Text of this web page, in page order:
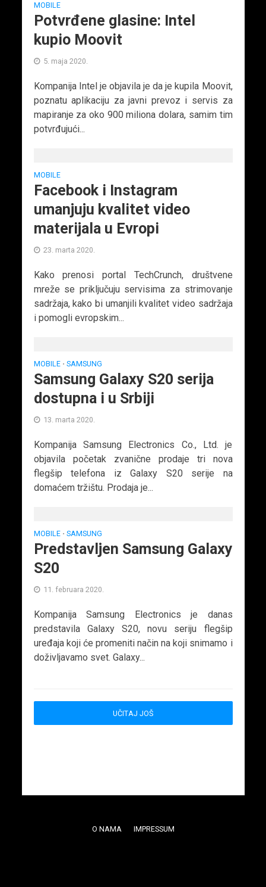
MOBILE
Potvrđene glasine: Intel
kupio Moovit
5. maja 2020.
Kompanija Intel je objavila je da je kupila Moovit,
poznatu aplikaciju za javni prevoz i servis za
mapiranje za oko 900 miliona dolara, samim tim
potvrđujući...
MOBILE
Facebook i Instagram
umanjuju kvalitet video
materijala u Evropi
23. marta 2020.
Kako prenosi portal TechCrunch, društvene
mreže se priključuju servisima za strimovanje
sadržaja, kako bi umanjili kvalitet video sadržaja
i pomogli evropskim...
MOBILE • SAMSUNG
Samsung Galaxy S20 serija
dostupna i u Srbiji
13. marta 2020.
Kompanija Samsung Electronics Co., Ltd. je
objavila početak zvanične prodaje tri nova
flegšip telefona iz Galaxy S20 serije na
domaćem tržištu. Prodaja je...
MOBILE • SAMSUNG
Predstavljen Samsung Galaxy
S20
11. februara 2020.
Kompanija Samsung Electronics je danas
predstavila Galaxy S20, novu seriju flegšip
uređaja koji će promeniti način na koji snimamo i
doživljavamo svet. Galaxy...
UČITAJ JOŠ
O NAMA IMPRESSUM